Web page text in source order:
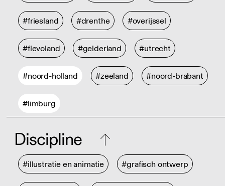
#friesland #drenthe #overijssel
#flevoland #gelderland #utrecht
#noord-holland #zeeland #noord-brabant
#limburg
Discipline
#illustratie en animatie #grafisch ontwerp